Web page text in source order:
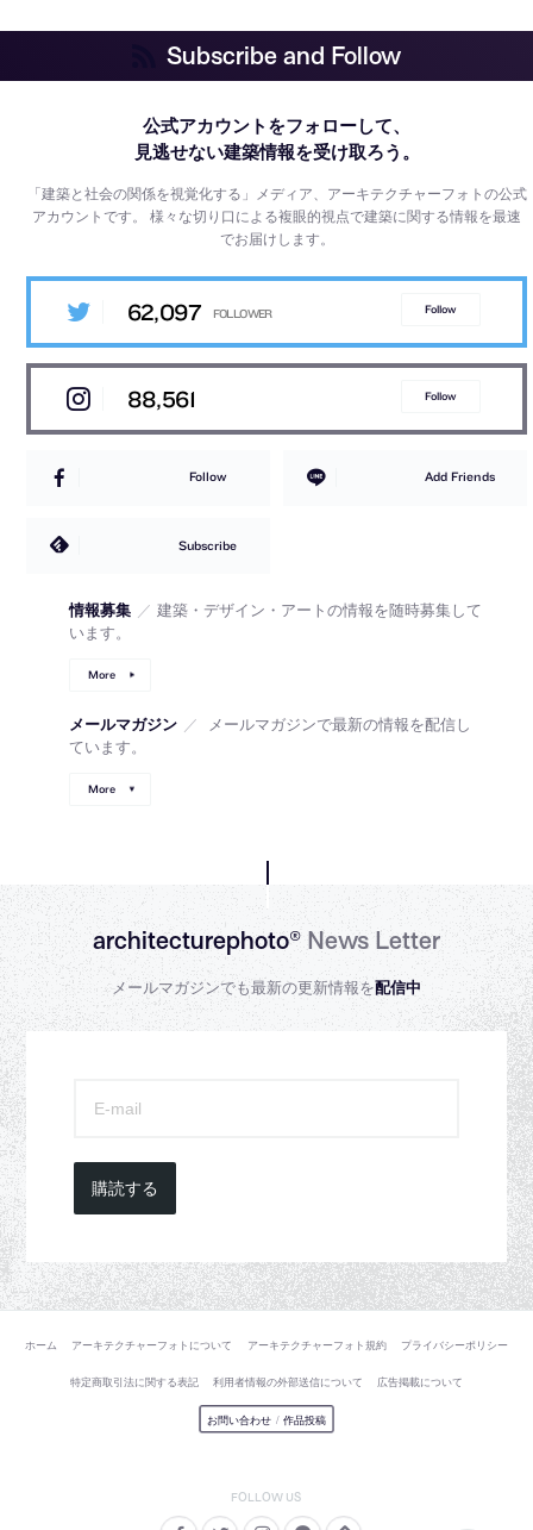
Subscribe and Follow
公式アカウントをフォローして、
見逃せない建築情報を受け取ろう。
「建築と社会の関係を視覚化する」メディア、アーキテクチャーフォトの公式
アカウントです。様々な切り口による複眼的視点で建築に関する情報を最速
でお届けします。
62,097 Follow
88,561 Follow
Follow Add Friends
Subscribe
情報募集 ／ 建築・デザイン・アートの情報を随時募集して
います。
More
メールマガジン ／
メールマガジンで最新の情報を配信し
ています。
More
architecturephoto®News Letter
メールマガジンでも最新の更新情報を配信中
購読する
ホーム アーキテクチャーフォトについて アーキテクチャーフォト規約 プライバシーポリシー
特定商取引法に関する表記 利用者情報の外部送信について 広告掲載について
お問い合わせ / 作品投稿